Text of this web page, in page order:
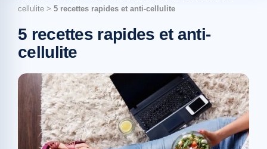
cellulite > 5 recettes rapides et anti-cellulite
5 recettes rapides et anti-
cellulite